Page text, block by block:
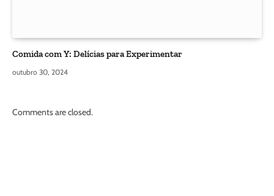
Comida com Y: Delícias para Experimentar
outubro 30, 2024
Comments are closed.